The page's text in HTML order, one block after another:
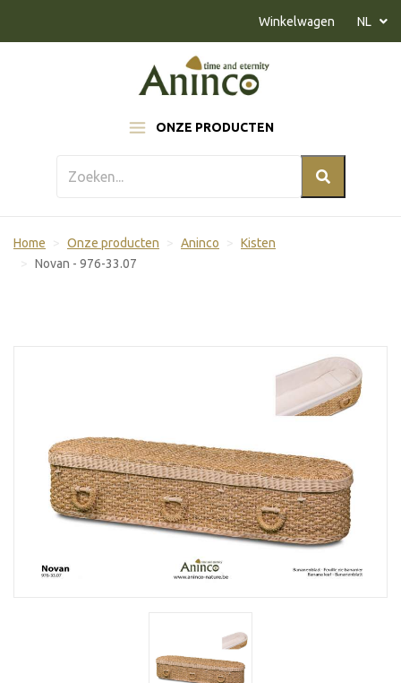
ONZE PRODUCTEN
Winkelwagen NL
Home Onze producten Aninco
Kisten
Novan - 976-33.07